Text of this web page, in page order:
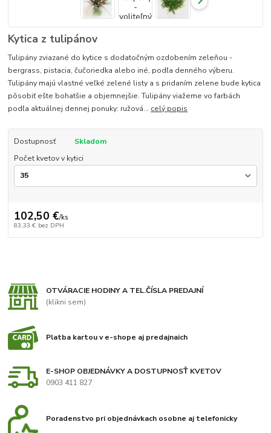
Kytica z tulipánov
Tulipány zviazané do kytice s dodatočným ozdobením zeleňou -
bergrass, pistacia, čučoriedka alebo iné, podľa denného výberu.
Tulipány majú vlastné veľké zelené listy a s pridaním zelene bude kytica
pôsobiť ešte bohatšie a objemnejšie. Tulipány viažeme vo farbách
podľa aktuálnej dennej ponuky: ružová... celý popis
Dostupnosť
Skladom
Počet kvetov v kytici
102,50 €/ks
83,33 € bez DPH
OTVÁRACIE HODINY A TEL.ČÍSLA PREDAJNÍ
(klikni sem)
Platba kartou v e-shope aj predajnaich
E-SHOP OBJEDNÁVKY A DOSTUPNOSŤ KVETOV
0903 411 827
Poradenstvo pri objednávkach osobne aj telefonicky